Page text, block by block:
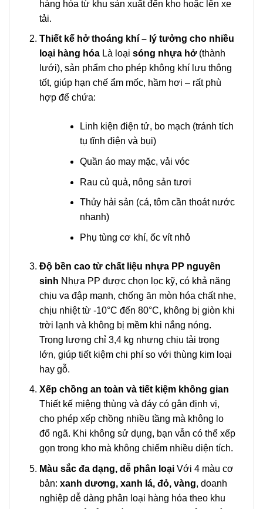
hàng hóa từ khu sản xuất đến kho hoặc lên xe
tải.
Thiết kế hở thoáng khí – lý tưởng cho nhiều
loại hàng hóaLà loại sóng nhựa hở(thành
lưới), sản phẩm cho phép không khí lưu thông
tốt, giúp hạn chế ẩm mốc, hầm hơi – rất phù
hợp để chứa:
Linh kiện điện tử, bo mạch (tránh tích
tụ tĩnh điện và bụi)
Quần áo may mặc, vải vóc
Rau củ quả, nông sản tươi
Thủy hải sản (cá, tôm cần thoát nước
nhanh)
Phụ tùng cơ khí, ốc vít nhỏ
Độ bền cao từ chất liệu nhựa PP nguyên
sinh Nhựa PP được chọn lọc kỹ, có khả năng
chịu va đập mạnh, chống ăn mòn hóa chất nhẹ,
chịu nhiệt từ -10°C đến 80°C, không bị giòn khi
trời lạnh và không bị mềm khi nắng nóng.
Trọng lượng chỉ 3,4 kg nhưng chịu tải trọng
lớn, giúp tiết kiệm chi phí so với thùng kim loại
hay gỗ.
Xếp chồng an toàn và tiết kiệm không gian
Thiết kế miệng thùng và đáy có gân định vị,
cho phép xếp chồng nhiều tầng mà không lo
đổ ngã. Khi không sử dụng, bạn vẫn có thể xếp
gọn trong kho mà không chiếm nhiều diện tích.
Màu sắc đa dạng, dễ phân loạiVới 4 màu cơ
bản: xanh dương, xanh lá, đỏ, vàng, doanh
nghiệp dễ dàng phân loại hàng hóa theo khu